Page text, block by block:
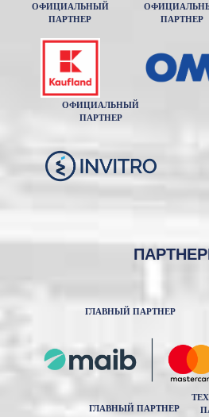
ОФИЦИАЛЬНЫЙ
ПАРТНЕР
ПАРТНЕР
ОФИЦИАЛЬНЫЙ
ПАРТНЕР
ГЛАВНЫЙ ПАРТНЕР
ГЛАВНЫЙ ПАРТНЕР